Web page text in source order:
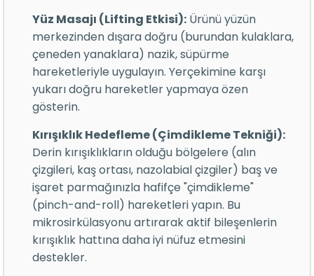
Yüz Masajı (Lifting Etkisi): Ürünü yüzün
merkezinden dışara doğru (burundan kulaklara,
çeneden yanaklara) nazik, süpürme
hareketleriyle uygulayın. Yerçekimine karşı
yukarı doğru hareketler yapmaya özen
gösterin.
Kırışıklık Hedefleme (Çimdikleme Tekniği):
Derin kırışıklıkların olduğu bölgelere (alın
çizgileri, kaş ortası, nazolabial çizgiler) baş ve
işaret parmağınızla hafifçe "çimdikleme"
(pinch-and-roll) hareketleri yapın. Bu
mikrosirkülasyonu artırarak aktif bileşenlerin
kırışıklık hattına daha iyi nüfuz etmesini
destekler.